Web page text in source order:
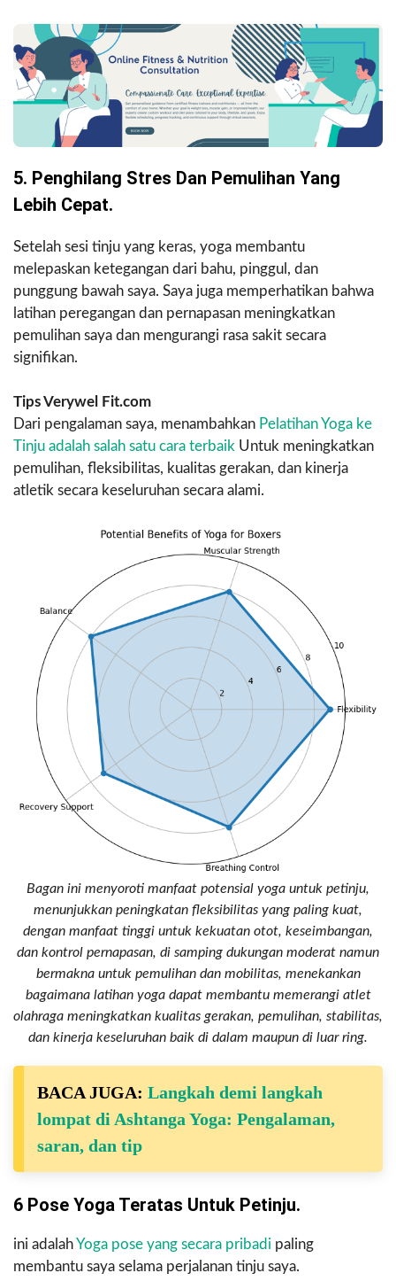
5. Penghilang Stres Dan Pemulihan Yang
Lebih Cepat.
Setelah sesi tinju yang keras, yoga membantu
melepaskan ketegangan dari bahu, pinggul, dan
punggung bawah saya. Saya juga memperhatikan bahwa
latihan peregangan dan pernapasan meningkatkan
pemulihan saya dan mengurangi rasa sakit secara
signifikan.
Tips Verywel Fit.com
Dari pengalaman saya, menambahkan Pelatihan Yoga ke
Tinju adalah salah satu cara terbaik Untuk meningkatkan
pemulihan, fleksibilitas, kualitas gerakan, dan kinerja
atletik secara keseluruhan secara alami.
Bagan ini menyoroti manfaat potensial yoga untuk petinju,
menunjukkan peningkatan fleksibilitas yang paling kuat,
dengan manfaat tinggi untuk kekuatan otot, keseimbangan,
dan kontrol pernapasan, di samping dukungan moderat namun
bermakna untuk pemulihan dan mobilitas, menekankan
bagaimana latihan yoga dapat membantu memerangi atlet
olahraga meningkatkan kualitas gerakan, pemulihan, stabilitas,
dan kinerja keseluruhan baik di dalam maupun di luar ring.
BACA JUGA: Langkah demi langkah
lompat di Ashtanga Yoga: Pengalaman,
saran, dan tip
6 Pose Yoga Teratas Untuk Petinju.
ini adalah Yoga pose yang secara pribadi paling
membantu saya selama perjalanan tinju saya.